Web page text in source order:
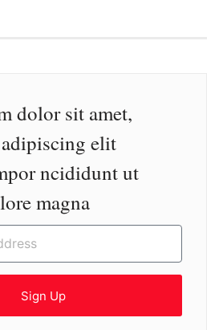
dolor sit amet,
elit
ncididunt ut
magna
Sign Up